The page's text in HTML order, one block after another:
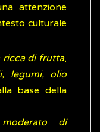
attenzione
culturale
ricca di frutta,
legumi, olio
base della
di